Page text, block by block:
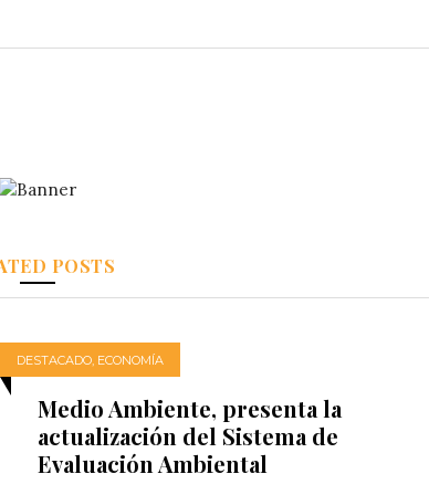
POSTS
DESTACADO, ECONOMÍA
Medio Ambiente, presenta la
actualización del Sistema de
Evaluación Ambiental